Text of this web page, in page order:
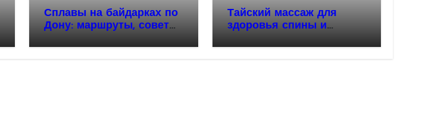
Сплавы на байдарках по
Дону: маршруты, советы
Тайский массаж для
здоровья спины и